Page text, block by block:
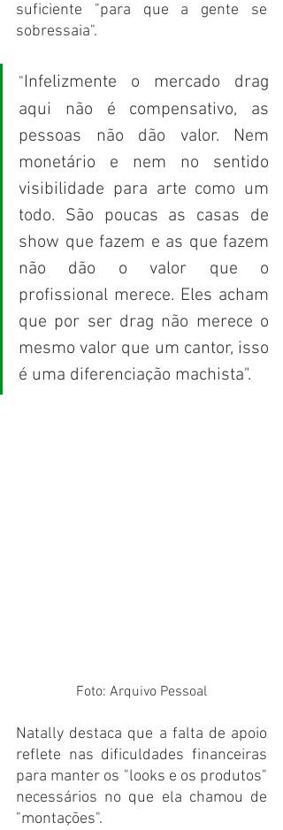
suficiente "para que a gente se
sobressaia".
"Infelizmente o mercado drag
aqui não é compensativo, as
pessoas não dão valor. Nem
monetário e nem no sentido
visibilidade para arte como um
todo. São poucas as casas de
show que fazem e as que fazem
não dão o valor que o
profissional merece. Eles acham
que por ser drag não merece o
mesmo valor que um cantor, isso
é uma diferenciação machista".
Foto: Arquivo Pessoal
Natally destaca que a falta de apoio
reflete nas dificuldades financeiras
para manter os "looks e os produtos"
necessários no que ela chamou de
"montações".